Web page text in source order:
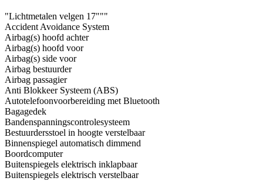
"Lichtmetalen velgen 17"""
Accident Avoidance System
Airbag(s) hoofd achter
Airbag(s) hoofd voor
Airbag(s) side voor
Airbag bestuurder
Airbag passagier
Anti Blokkeer Systeem (ABS)
Autotelefoonvoorbereiding met Bluetooth
Bagagedek
Bandenspanningscontrolesysteem
Bestuurdersstoel in hoogte verstelbaar
Binnenspiegel automatisch dimmend
Boordcomputer
Buitenspiegels elektrisch inklapbaar
Buitenspiegels elektrisch verstelbaar